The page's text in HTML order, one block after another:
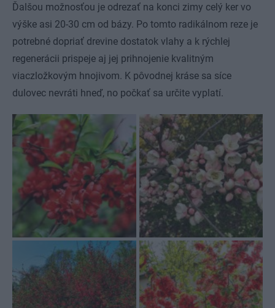
Ďalšou možnosťou je odrezať na konci zimy celý ker vo
výške asi 20-30 cm od bázy. Po tomto radikálnom reze je
potrebné dopriať drevine dostatok vlahy a k rýchlej
regenerácii prispeje aj jej prihnojenie kvalitným
viaczložkovým hnojivom. K pôvodnej kráse sa síce
dulovec nevráti hneď, no počkať sa určite vyplatí.